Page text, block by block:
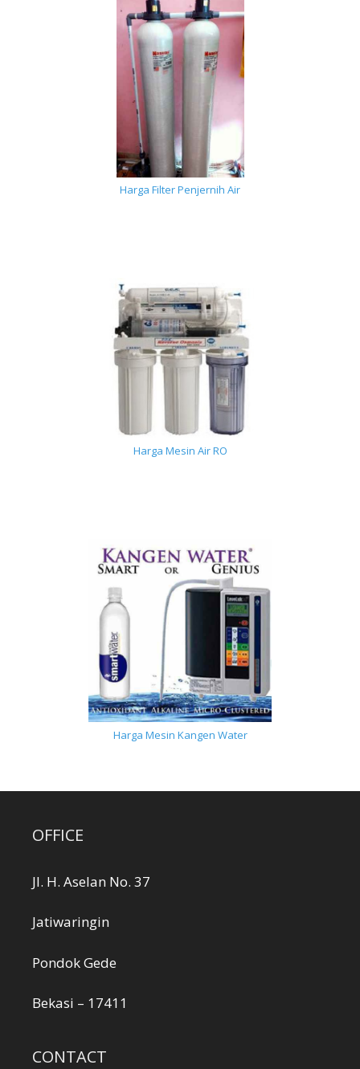
Harga Filter Penjernih Air
Harga Mesin Air RO
Harga Mesin Kangen Water
OFFICE
Jl. H. Aselan No. 37
Jatiwaringin
Pondok Gede
Bekasi – 17411
CONTACT